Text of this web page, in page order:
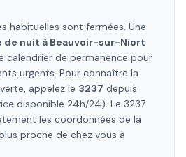
habituelles sont fermées. Une
de nuit à Beauvoir-sur-Niort
calendrier de permanence pour
urgents. Pour connaître la
appelez le 3237 depuis
disponible 24h/24). Le 3237
les coordonnées de la
proche de chez vous à